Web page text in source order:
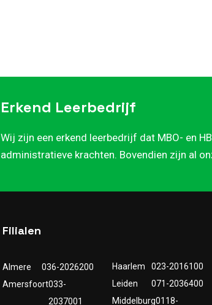
Erkend Leerbedrijf
Wij zijn een erkend leerbedrijf dat MBO- en
administratieve krachten. Bovendien zijn al
Filialen
Almere
036-2026200
Amersfoort033-
2037001
Haarlem
023-2016100
Leiden
071-2036400
Middelburg0118-